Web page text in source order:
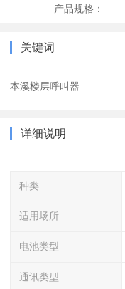
产品规格：
关键词
本溪楼层呼叫器
详细说明
种类
适用场所
电池类型
通讯类型